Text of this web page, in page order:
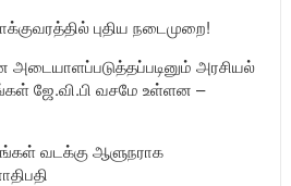
புதிய நடைமுறை!
அடையாளப்படுத்தப்படினும் அரசியல்
ஜே.வி.பி வசமே உள்ளன –
வடக்கு ஆளுநராக